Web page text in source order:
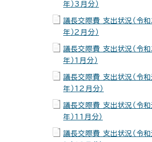
年）3月分）
議長交際費 支出状況（令
年）2月分）
議長交際費 支出状況（令
年）1月分）
議長交際費 支出状況（令
年）12月分）
議長交際費 支出状況（令
年）11月分）
議長交際費 支出状況（令